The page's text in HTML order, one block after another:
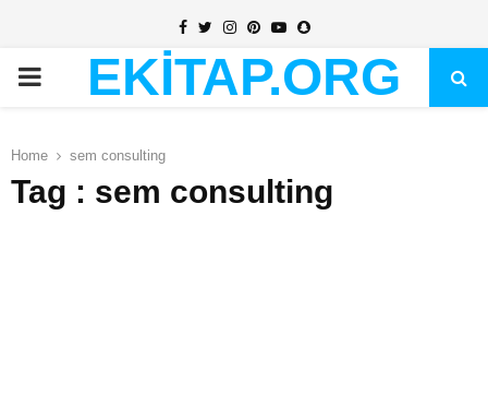
Facebook
TwitterInstagram
PinterestYoutubeSnapchat
PRIMARYEKİTAP.ORG
Home sem consulting
Tag : sem consulting